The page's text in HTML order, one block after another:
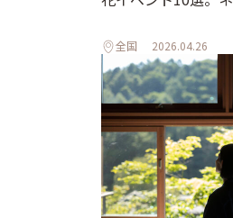
全国 2026.04.26